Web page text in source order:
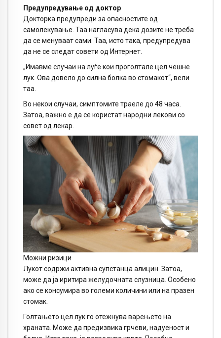
Предупредување од доктор
Дoкторка предупреди за опасностите од
самолекување. Таа нагласува дека дозите не треба
да се менуваат сами. Таа, исто така, предупредува
да не се следат совети од Интернет.
„Имавме случаи на луѓе кои проголтале цел чешне
лук. Ова довело до силна болка во стомакот“, вели
таа.
Во некои случаи, симптомите траеле до 48 часа.
Затоа, важно е да се користат народни лекови со
совет од лекар.
Можни ризици
Лукот содржи активна супстанца алицин. Затоа,
може да ја иритира желудочната слузница. Особено
ако се консумира во големи количини или на празен
стомак.
Голтањето цел лук го отежнува варењето на
храната. Може да предизвика грчеви, надуеност и